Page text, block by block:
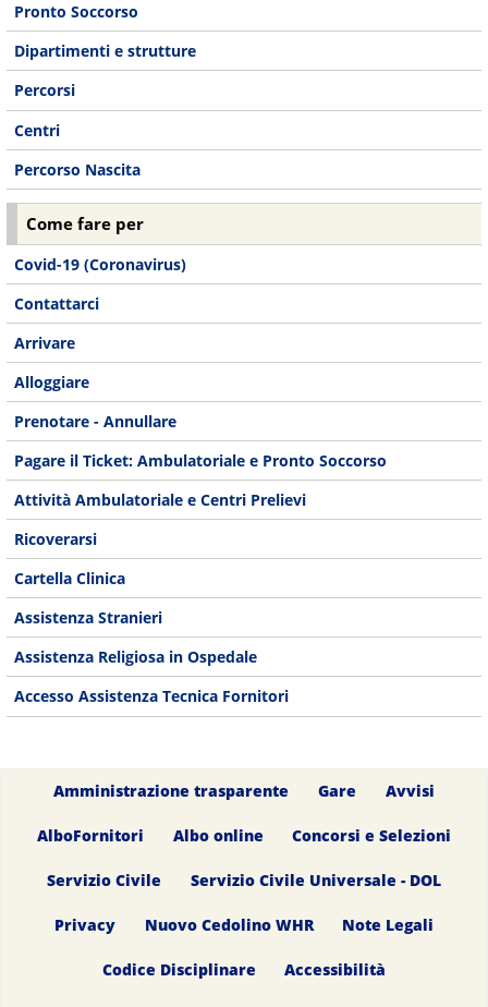
Pronto Soccorso
Dipartimenti e strutture
Percorsi
Centri
Percorso Nascita
Come fare per
Covid-19 (Coronavirus)
Contattarci
Arrivare
Alloggiare
Prenotare - Annullare
Pagare il Ticket: Ambulatoriale e Pronto Soccorso
Attività Ambulatoriale e Centri Prelievi
Ricoverarsi
Cartella Clinica
Assistenza Stranieri
Assistenza Religiosa in Ospedale
Accesso Assistenza Tecnica Fornitori
Amministrazione trasparente Gare Avvisi
AlboFornitori Albo online Concorsi e Selezioni
Servizio Civile Servizio Civile Universale - DOL
Privacy Nuovo Cedolino WHR Note Legali
Codice Disciplinare Accessibilità